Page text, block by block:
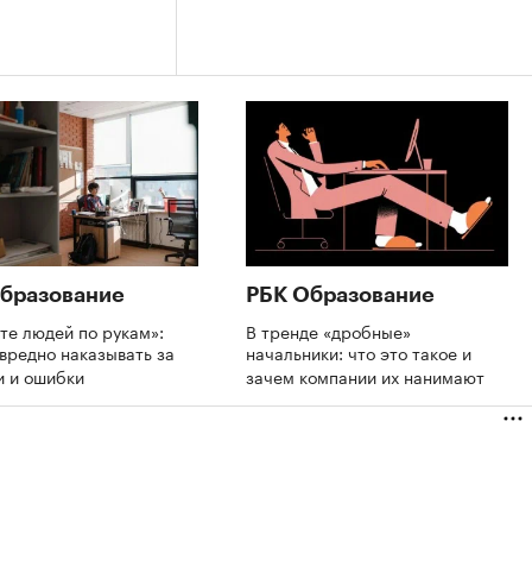
людей по рукам»:
наказывать за
и ошибки
РБК Образование
В тренде «дробные»
начальники: что это такое и
зачем компании их нанимают